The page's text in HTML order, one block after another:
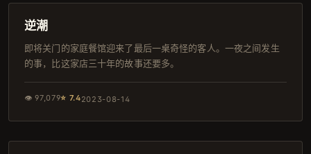
韩剧
逆潮
即将关门的家庭餐馆迎来了最后一桌奇怪的客人。一夜之间发生
的事，比这家店三十年的故事还要多。
👁97,079⭐ 7.42023-08-14